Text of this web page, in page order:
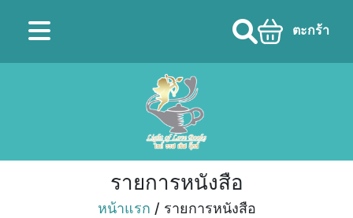
ตะกร้า
รายการหนังสือ
หน้าแรก / รายการหนังสือ